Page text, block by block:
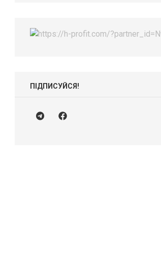
ПІДПИСУЙСЯ!